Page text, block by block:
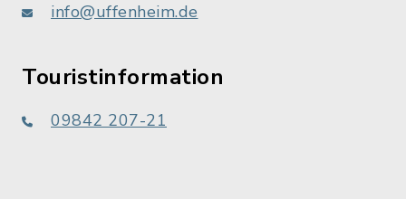
info@uffenheim.de
Touristinformation
09842 207-21